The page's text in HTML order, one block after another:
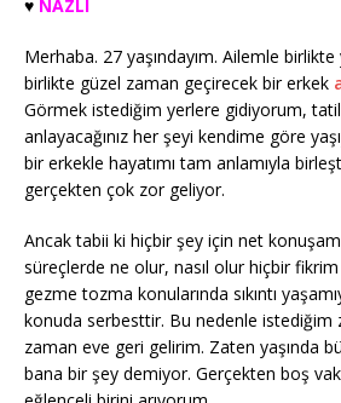
♥️ NAZLI
Merhaba. 27 yaşındayım. Ailemle
birlikte güzel zaman geçirecek bir erkek
Görmek istediğim yerlere gidiyorum,
anlayacağınız her şeyi kendime göre
bir erkekle hayatımı tam anlamıyla
gerçekten çok zor geliyor.
Ancak tabii ki hiçbir şey için net
süreçlerde ne olur, nasıl olur hiçbir fikrim
gezme tozma konularında sıkıntı
konuda serbesttir. Bu nedenle istediğim
zaman eve geri gelirim. Zaten yaşında
bana bir şey demiyor. Gerçekten boş